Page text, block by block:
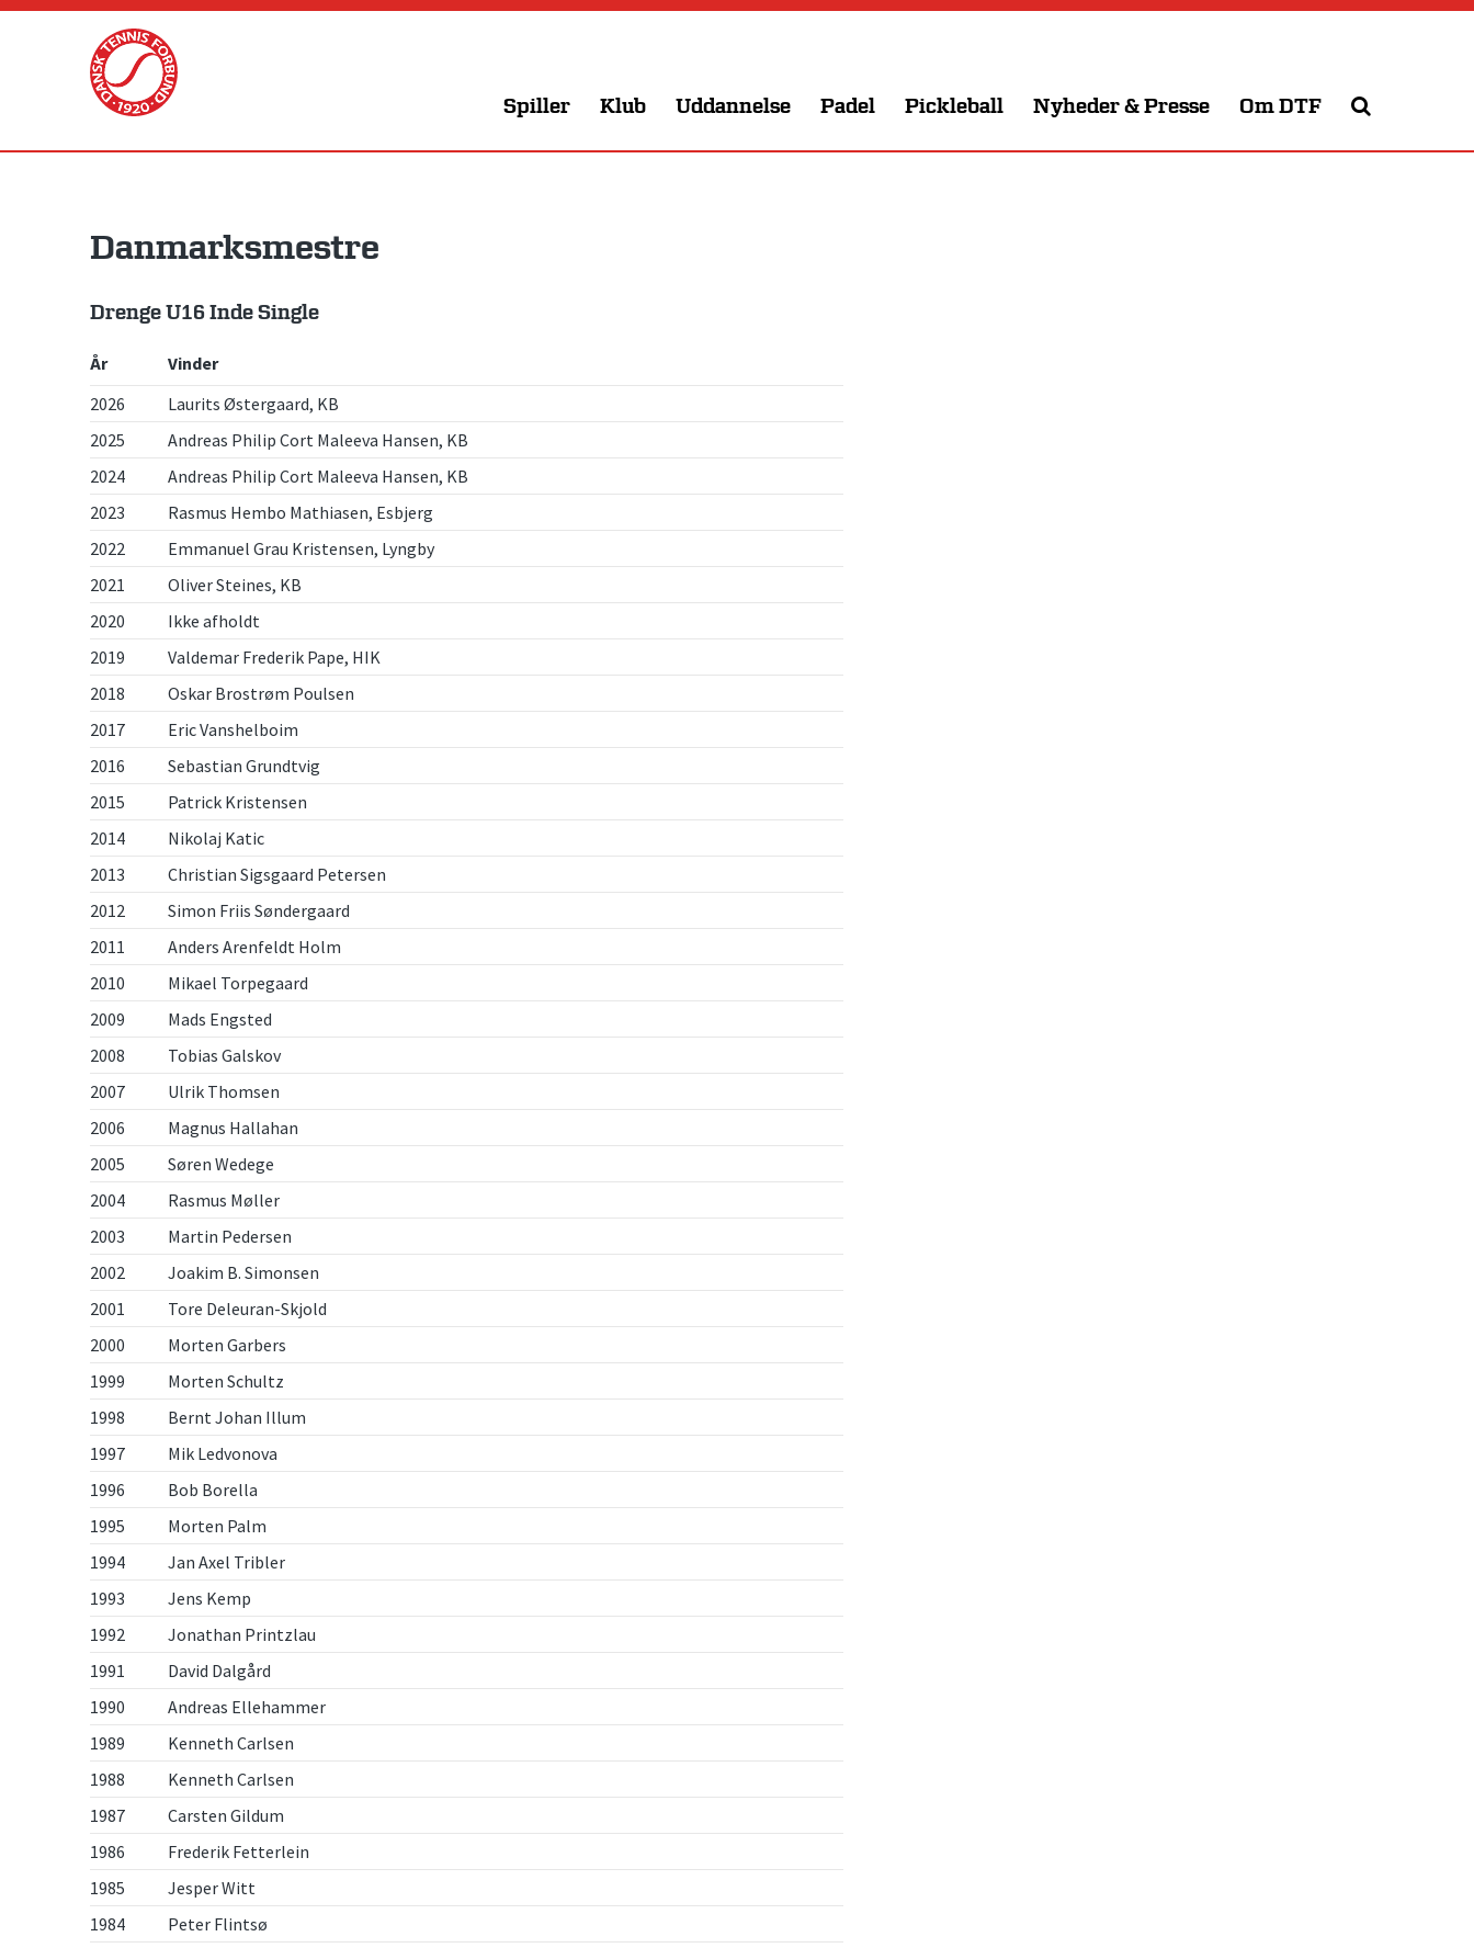
Skip
Spiller Klub Uddannelse Padel Pickleball Nyheder & Presse Om DTF
Danmarksmestre
Drenge U16 Inde Single
År
Vinder
2026
Laurits Østergaard, KB
2025
Andreas Philip Cort Maleeva Hansen, KB
2024
Andreas Philip Cort Maleeva Hansen, KB
2023
Rasmus Hembo Mathiasen, Esbjerg
2022
Emmanuel Grau Kristensen, Lyngby
2021
Oliver Steines, KB
2020
Ikke afholdt
2019
Valdemar Frederik Pape, HIK
2018
Oskar Brostrøm Poulsen
2017
Eric Vanshelboim
2016
Sebastian Grundtvig
2015
Patrick Kristensen
2014
Nikolaj Katic
2013
Christian Sigsgaard Petersen
2012
Simon Friis Søndergaard
2011
Anders Arenfeldt Holm
2010
Mikael Torpegaard
2009
Mads Engsted
2008
Tobias Galskov
2007
Ulrik Thomsen
2006
Magnus Hallahan
2005
Søren Wedege
2004
Rasmus Møller
2003
Martin Pedersen
2002
Joakim B. Simonsen
2001
Tore Deleuran-Skjold
2000
Morten Garbers
1999
Morten Schultz
1998
Bernt Johan Illum
1997
Mik Ledvonova
1996
Bob Borella
1995
Morten Palm
1994
Jan Axel Tribler
1993
Jens Kemp
1992
Jonathan Printzlau
1991
David Dalgård
1990
Andreas Ellehammer
1989
Kenneth Carlsen
1988
Kenneth Carlsen
1987
Carsten Gildum
1986
Frederik Fetterlein
1985
Jesper Witt
1984
Peter Flintsø